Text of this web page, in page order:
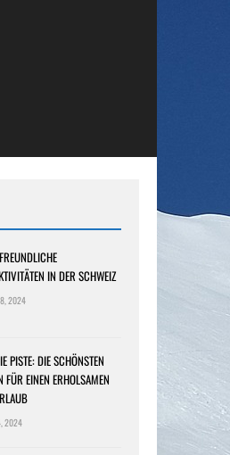
IN DER SCHWEIZ
2024
PISTE: DIE SCHÖNSTEN
FÜR EINEN ERHOLSAMEN
2024